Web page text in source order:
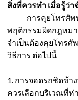
สิ่งที่ควรทำ เมื่อรู้ว่
การคุยโทรศัพท์
พฤติกรรมผิดกฎหม
จำเป็นต้องคุยโทรศั
วิธีการ ต่อไปนี้
1. การจอดรถชิดข้า
ควรเลือกบริเวณที่ห่